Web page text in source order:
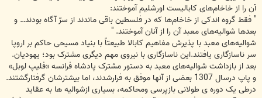
آن ‌را از خاخام‌های کابالیست اورشلیم آموختند:
" فقط گروه اندکی از خاخام‌ها که در فلسطین باقی ماندند از سرّ آگاه بودند… و
بعدها شوالیه‌های معبد آن را از آنان آموختند. "
شوالیه‌های معبد با پذیرش مفاهیم کابالا طبیعتاً با بنیاد مسیحی حاکم بر اروپا
سر ناسازگاری یافتند.این ناسازگاری با نیروی مهم دیگری مشترک بود؛ یهودیان.
بعد از بازداشت شوالیه‌های معبد به دستور مشترک پادشاه فرانسه «فلیپ لوبل»
و پاپ درسال 1307 بعضی از آنها موفق به فرارشدند، اما بیشترشان گرفتارگشتند.
درطی یک دوره ی طولانی بازپرسی ومحاکمه، بسیاری ازشوالیه ها به عقاید